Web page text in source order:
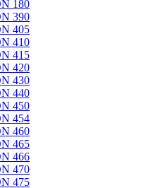
180
390
405
410
415
420
430
440
450
454
460
465
466
470
475